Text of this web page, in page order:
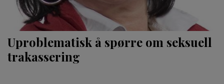
Uproblematisk å spørre om seksuell
trakassering